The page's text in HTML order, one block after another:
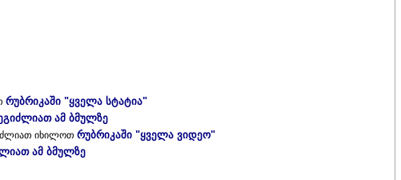
რუბრიკაში "ყველა სტატია"
ამ ბმულზე
იხილოთ რუბრიკაში "ყველა ვიდეო"
ამ ბმულზე